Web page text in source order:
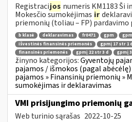
Registracijos numeris KM1183 Ši
Mokesčio sumokėjimas ir
priemonių (toliau – FP) pardavimo
b klasė deklaravimas fr0471 gpm
išvestinės finansinės priemonės
gpmį 17 str 1
finansinės priemonės
gpmį 22 str 3 d gpmį
žinyno kategorijos:Gyventojų
pajamos / išmokos (pagal
pajamos » Finansinių priemonių »
sumokėjimas ir deklaravimas
VMI prisijungimo priemonių
Web turinio sąrašas 2022-10-25